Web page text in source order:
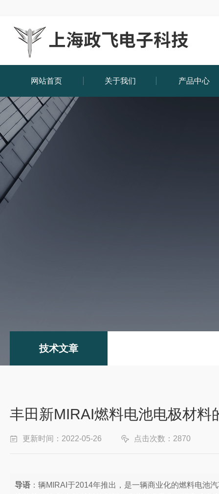
网站首页 关于我们 产品中心
技术文章
丰田新MIRAI燃料电池电极材料
更新时间：2022-05-26 点击次数：2870
导语 ：辆MIRAI于2014年推出，是一辆商业化的燃料电池